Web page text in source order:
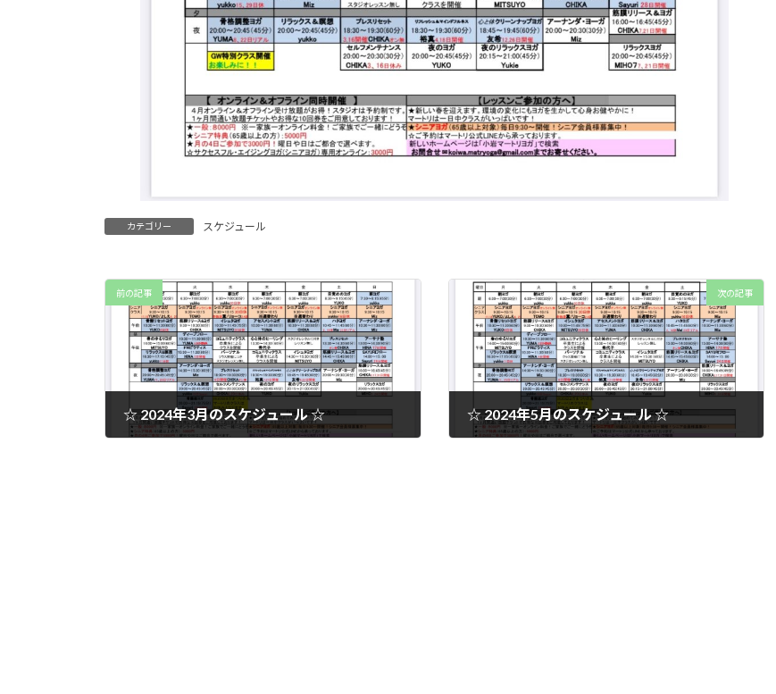
カテゴリー スケジュール
前の記事
☆ 2024年3月のスケジュール ☆
次の記事
☆ 2024年5月のスケジュール ☆